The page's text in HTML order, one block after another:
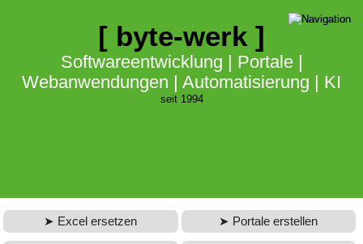
[ byte-werk ]
Softwareentwicklung | Portale |
Webanwendungen | Automatisierung | KI
seit 1994
Excel ersetzen Portale erstellen
Portale & Plattformen
automatisieren & digitalisieren
Web App Entwicklung
Softwareentwicklung
Webentwicklung & Webdesign
Contao CMS